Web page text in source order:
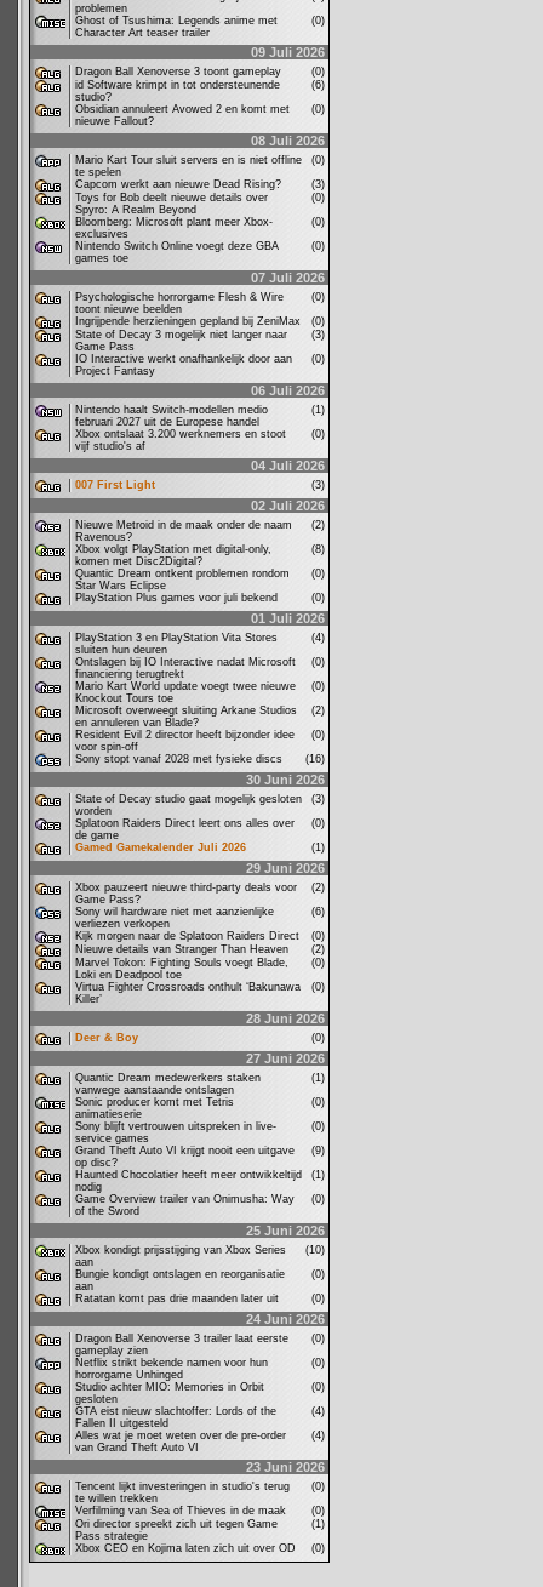
problemen
Ghost of Tsushima: Legends anime met
Character Art teaser trailer
(0)
09 Juli 2026
Dragon Ball Xenoverse 3 toont gameplay
(0)
id Software krimpt in tot ondersteunende
studio?
(6)
Obsidian annuleert Avowed 2 en komt met
nieuwe Fallout?
(0)
08 Juli 2026
Mario Kart Tour sluit servers en is niet offline
te spelen
(0)
Capcom werkt aan nieuwe Dead Rising?
(3)
Toys for Bob deelt nieuwe details over
Spyro: A Realm Beyond
(0)
Bloomberg: Microsoft plant meer Xbox-
exclusives
(0)
Nintendo Switch Online voegt deze GBA
games toe
(0)
07 Juli 2026
Psychologische horrorgame Flesh & Wire
toont nieuwe beelden
(0)
Ingrijpende herzieningen gepland bij ZeniMax
(0)
State of Decay 3 mogelijk niet langer naar
Game Pass
(3)
IO Interactive werkt onafhankelijk door aan
Project Fantasy
(0)
06 Juli 2026
Nintendo haalt Switch-modellen medio
februari 2027 uit de Europese handel
(1)
Xbox ontslaat 3.200 werknemers en stoot
vijf studio's af
(0)
04 Juli 2026
007 First Light (3)
02 Juli 2026
Nieuwe Metroid in de maak onder de naam
Ravenous?
(2)
Xbox volgt PlayStation met digital-only,
komen met Disc2Digital?
(8)
Quantic Dream ontkent problemen rondom
Star Wars Eclipse
(0)
PlayStation Plus games voor juli bekend
(0)
01 Juli 2026
PlayStation 3 en PlayStation Vita Stores
sluiten hun deuren
(4)
Ontslagen bij IO Interactive nadat Microsoft
financiering terugtrekt
(0)
Mario Kart World update voegt twee nieuwe
Knockout Tours toe
(0)
Microsoft overweegt sluiting Arkane Studios
en annuleren van Blade?
(2)
Resident Evil 2 director heeft bijzonder idee
voor spin-off
(0)
Sony stopt vanaf 2028 met fysieke discs
(16)
30 Juni 2026
State of Decay studio gaat mogelijk gesloten
worden
(3)
Splatoon Raiders Direct leert ons alles over
de game
(0)
Gamed Gamekalender Juli 2026
(1)
29 Juni 2026
Xbox pauzeert nieuwe third-party deals voor
Game Pass?
(2)
Sony wil hardware niet met aanzienlijke
verliezen verkopen
(6)
Kijk morgen naar de Splatoon Raiders Direct
(0)
Nieuwe details van Stranger Than Heaven
(2)
Marvel Tokon: Fighting Souls voegt Blade,
Loki en Deadpool toe
(0)
Virtua Fighter Crossroads onthult ‘Bakunawa
Killer’
(0)
28 Juni 2026
Deer & Boy (0)
27 Juni 2026
Quantic Dream medewerkers staken
vanwege aanstaande ontslagen
(1)
Sonic producer komt met Tetris
animatieserie
(0)
Sony blijft vertrouwen uitspreken in live-
service games
(0)
Grand Theft Auto VI krijgt nooit een uitgave
op disc?
(9)
Haunted Chocolatier heeft meer ontwikkeltijd
nodig
(1)
Game Overview trailer van Onimusha: Way
of the Sword
(0)
25 Juni 2026
Xbox kondigt prijsstijging van Xbox Series
aan
(10)
Bungie kondigt ontslagen en reorganisatie
aan
(0)
Ratatan komt pas drie maanden later uit
(0)
24 Juni 2026
Dragon Ball Xenoverse 3 trailer laat eerste
gameplay zien
(0)
Netflix strikt bekende namen voor hun
horrorgame Unhinged
(0)
Studio achter MIO: Memories in Orbit
gesloten
(0)
GTA eist nieuw slachtoffer: Lords of the
Fallen II uitgesteld
(4)
Alles wat je moet weten over de pre-order
van Grand Theft Auto VI
(4)
23 Juni 2026
Tencent lijkt investeringen in studio's terug
te willen trekken
(0)
Verfilming van Sea of Thieves in de maak
(0)
Ori director spreekt zich uit tegen Game
Pass strategie
(1)
Xbox CEO en Kojima laten zich uit over OD
(0)